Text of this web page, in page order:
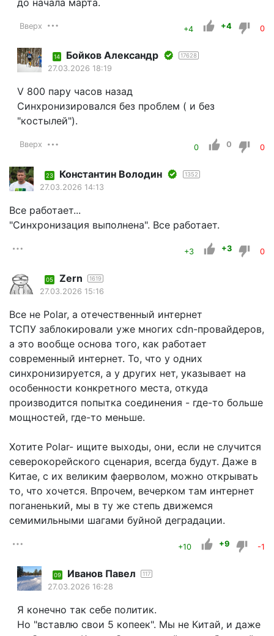
Вверх +4 +4 0
14 Бойков Александр 17628
27.03.2026 18:19
V 800 пару часов назад
Синхронизировался без проблем ( и без
"костылей").
Вверх 0 0 0
23 Константин Володин 1352
27.03.2026 14:13
Все работает...
"Синхронизация выполнена". Все работает.
+3 +3 0
05 Zern 1619
27.03.2026 15:16
Все не Polar, а отечественный интернет
ТСПУ заблокировали уже многих cdn-провайдеров,
а это вообще основа того, как работает
современный интернет. То, что у одних
синхронизируется, а у других нет, указывает на
особенности конкретного места, откуда
производится попытка соединения - где-то больше
мощностей, где-то меньше.
Хотите Polar- ищите выходы, они, если не случится
северокорейского сценария, всегда будут. Даже в
Китае, с их великим фаерволом, можно открывать
то, что хочется. Впрочем, вечерком там интернет
поганенький, мы в ту же степь движемся
семимильными шагами буйной деградации.
+10 +9 -1
09 Иванов Павел 117
27.03.2026 16:28
Я конечно так себе политик.
Но "вставлю свои 5 копеек". Мы не Китай, и даже